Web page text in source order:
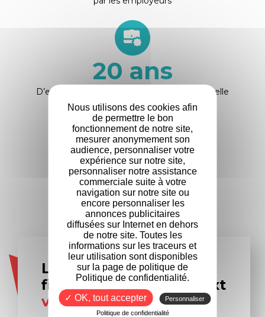
20 ans
D’expérience dans la formation professionnelle
+500
Entreprises
partenaires
Les experts en
financement Formanext
vous accompagnent
Nous utilisons des cookies afin
de permettre le bon
fonctionnement de notre site,
mesurer anonymement son
audience, personnaliser votre
expérience sur notre site,
personnaliser notre assistance
commerciale suite à votre
navigation sur notre site ou
encore personnaliser les
annonces publicitaires
diffusées sur Internet en dehors
de notre site. Toutes les
informations sur les traceurs et
leur utilisation sont disponibles
sur la page de politique de
Politique de confidentialité.
✓ OK, tout accepter
Personnaliser
Politique de confidentialité